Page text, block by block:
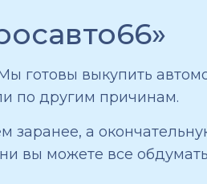
готовы выкупить
по другим причинам.
а
вы можете все